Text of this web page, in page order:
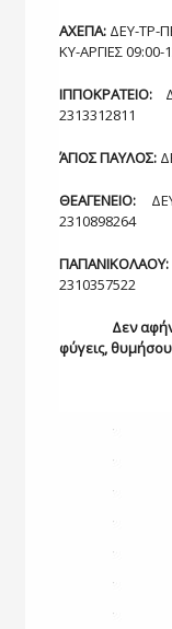
ΑΧΕΠΑ: ΔΕΥ-ΤΡ-
ΚΥ-ΑΡΓΙΕΣ
ΙΠΠΟΚΡΑΤΕΙΟ:
2313312811
ΆΓΙΟΣ ΠΑΥΛΟΣ:
ΘΕΑΓΕΝΕΙΟ:
2310898264
ΠΑΠΑΝΙΚΟΛΑΟΥ:
2310357522
Δεν
φύγεις,